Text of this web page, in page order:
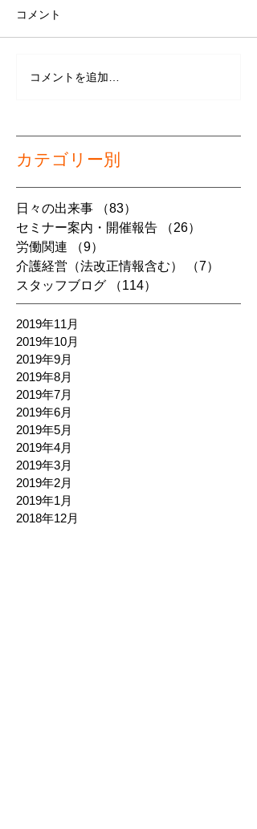
コメント
コメントを追加…
カテゴリー別
日々の出来事 （83）
セミナー案内・開催報告
（26）
労働関連
（9）
介護経営（法改正情報含む）
（7）
スタッフブログ
（114）
2019年11月
2019年10月
2019年9月
2019年8月
2019年7月
2019年6月
2019年5月
2019年4月
2019年3月
2019年2月
2019年1月
2018年12月